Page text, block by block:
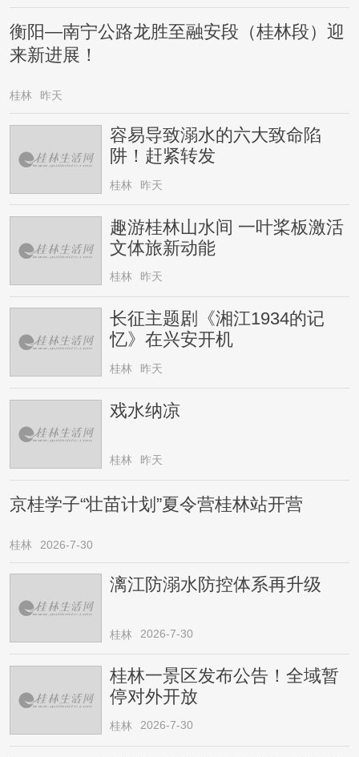
衡阳—南宁公路龙胜至融安段（桂林段）迎
来新进展！
桂林 昨天
容易导致溺水的六大致命陷
阱！赶紧转发
桂林 昨天
趣游桂林山水间 一叶桨板激活
文体旅新动能
桂林 昨天
长征主题剧《湘江1934的记
忆》在兴安开机
桂林 昨天
戏水纳凉
桂林 昨天
京桂学子“壮苗计划”夏令营桂林站开营
桂林 2026-7-30
漓江防溺水防控体系再升级
桂林 2026-7-30
桂林一景区发布公告！全域暂
停对外开放
桂林 2026-7-30